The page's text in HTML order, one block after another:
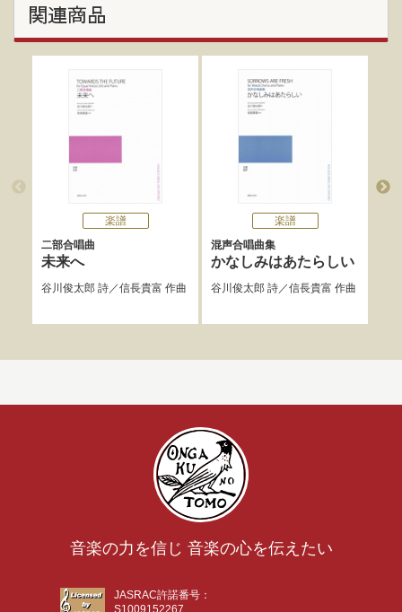
関連商品
楽譜
二部合唱曲
未来へ
谷川俊太郎詩／信長貴富 作曲
楽譜
混声合唱曲集
かなしみはあたらしい
谷川俊太郎詩／信長貴富 作曲
音楽の力を信じ 音楽の心を伝えたい
JASRAC許諾番号：
S1009152267